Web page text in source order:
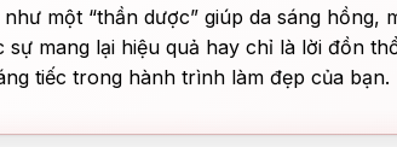
một “thần dược” giúp da sáng hồng,
mang lại hiệu quả hay chỉ là lời đồn
tiếc trong hành trình làm đẹp của bạn.